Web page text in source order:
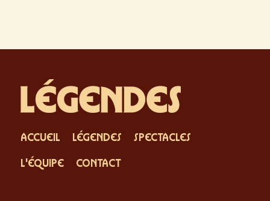
ACCUEIL LÉGENDES SPECTACLES
L'ÉQUIPE CONTACT